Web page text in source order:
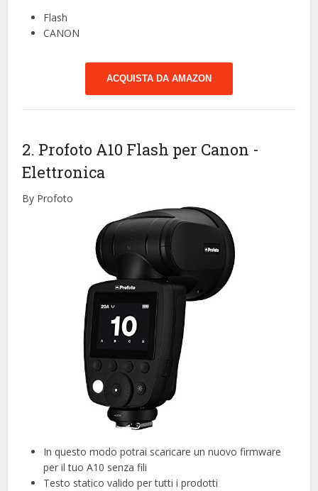
Flash
CANON
ACQUISTA DA AMAZON
2. Profoto A10 Flash per Canon -
Elettronica
By Profoto
In questo modo potrai scaricare un nuovo firmware
per il tuo A10 senza fili
Testo statico valido per tutti i prodotti